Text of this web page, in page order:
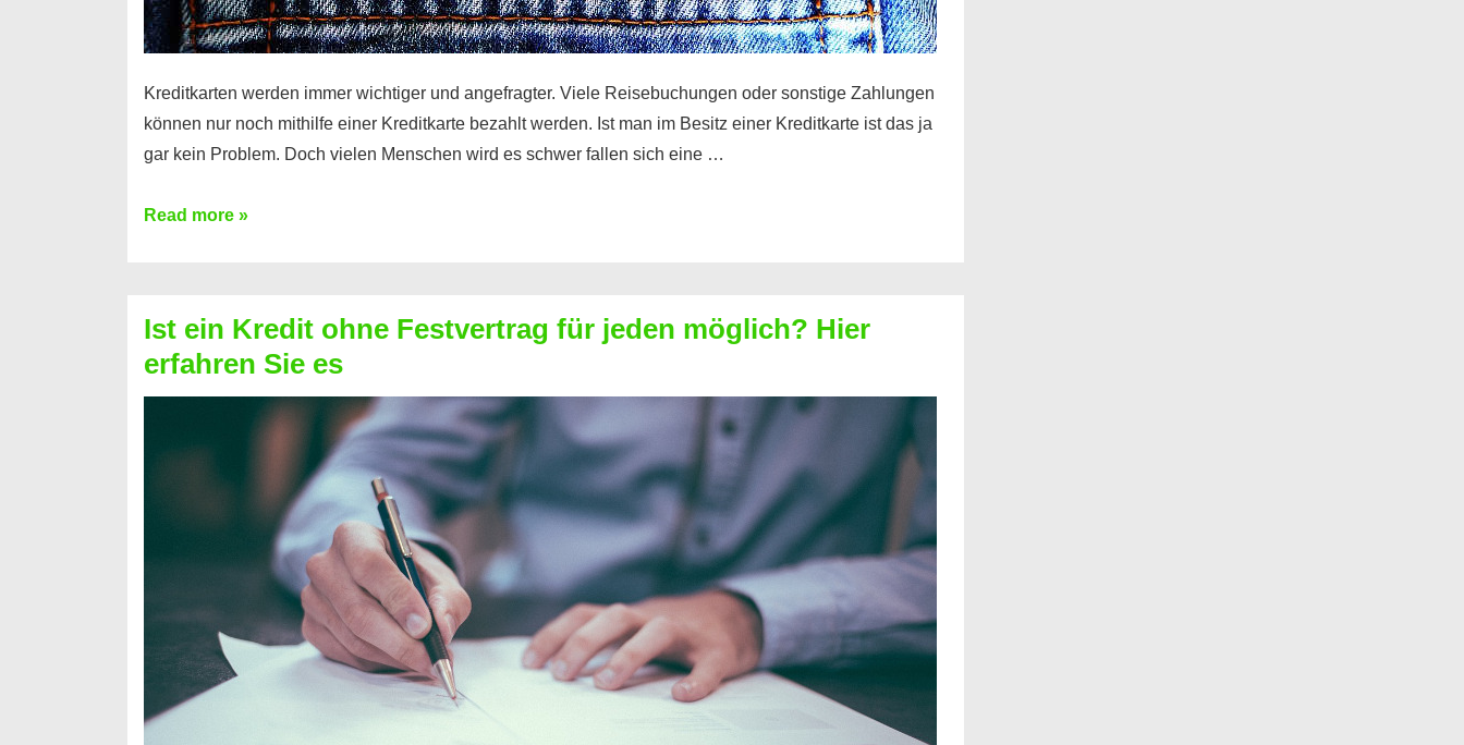
Kreditkarten werden immer wichtiger und angefragter. Viele Reisebuchungen oder sonstige Zahlungen
können nur noch mithilfe einer Kreditkarte bezahlt werden. Ist man im Besitz einer Kreditkarte ist das ja
gar kein Problem. Doch vielen Menschen wird es schwer fallen sich eine …
Kreditkarte
Prepaid
ist
nicht
Read more »
Ist ein Kredit ohne Festvertrag für jeden möglich? Hier
erfahren Sie es